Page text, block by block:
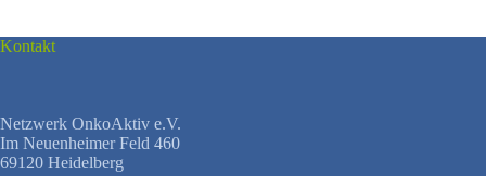
Kontakt
Netzwerk OnkoAktiv e.V.
Im Neuenheimer Feld 460
69120 Heidelberg